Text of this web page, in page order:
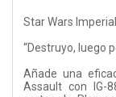
Star Wars
“Destruyo, luego
Añade una
Assault con IG-